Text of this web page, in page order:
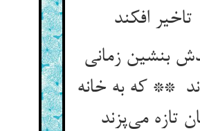
تاخیر افکند
بنشین زمانی
** که به خانه